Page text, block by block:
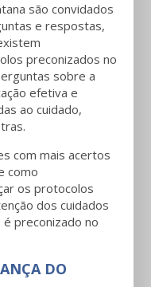
são convidados
e respostas,
preconizados no
sobre a
efetiva e
ao cuidado,
com mais acertos
como
os protocolos
dos cuidados
preconizado no
DO